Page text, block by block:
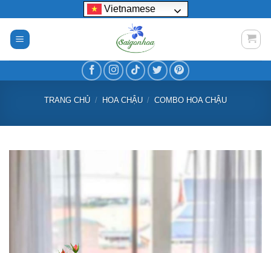
nội
dung
Vietnamese
TRANG CHỦ / HOA CHẬU / COMBO HOA CHẬU